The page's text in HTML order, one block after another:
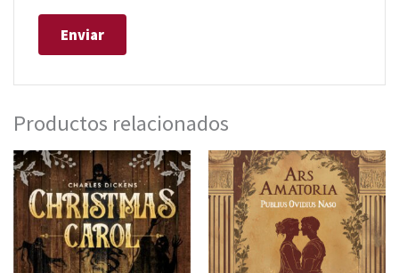
Productos relacionados